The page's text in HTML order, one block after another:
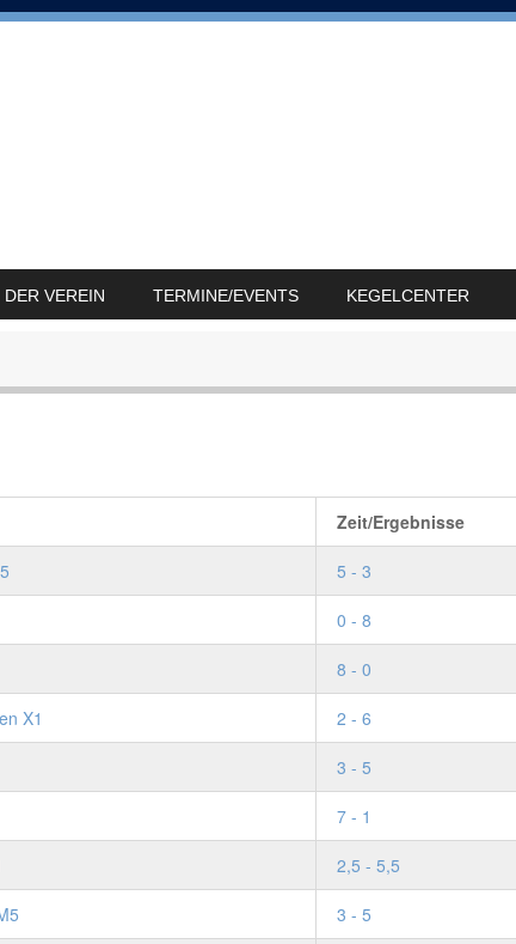
DER VEREIN TERMINE/EVENTS KEGELCENTER
Zeit/Ergebnisse
5 - 3
0 - 8
8 - 0
X1 2 - 6
3 - 5
7 - 1
2,5 - 5,5
3 - 5